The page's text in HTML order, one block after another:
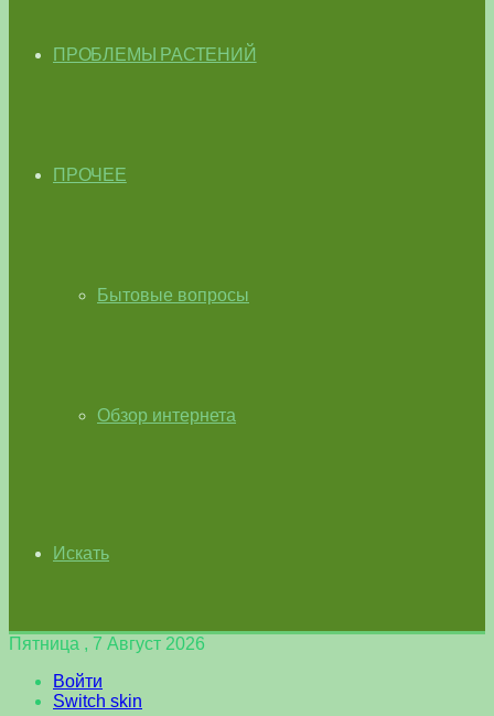
ПРОБЛЕМЫ РАСТЕНИЙ
ПРОЧЕЕ
Бытовые вопросы
Обзор интернета
Искать
Пятница , 7 Август 2026
Войти
Switch skin